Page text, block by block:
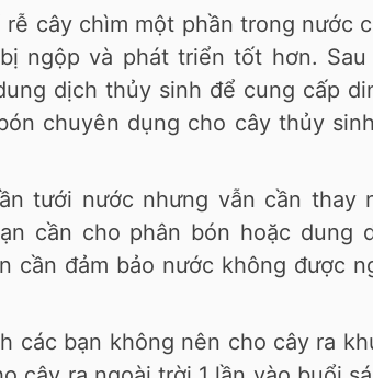
cây chìm một phần trong nước
ngộp và phát triển tốt hơn.
dịch thủy sinh để cung cấp
chuyên dụng cho cây thủy
tưới nước nhưng vẫn cần thay
cần cho phân bón hoặc dung
cần đảm bảo nước không được
các bạn không nên cho cây ra